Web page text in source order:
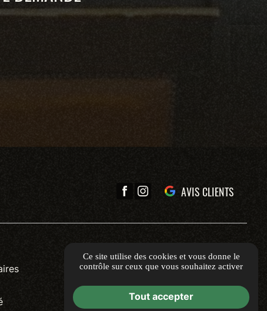
AVIS CLIENTS
Ce site utilise des cookies et vous donne le
contrôle sur ceux que vous souhaitez activer
Tout accepter